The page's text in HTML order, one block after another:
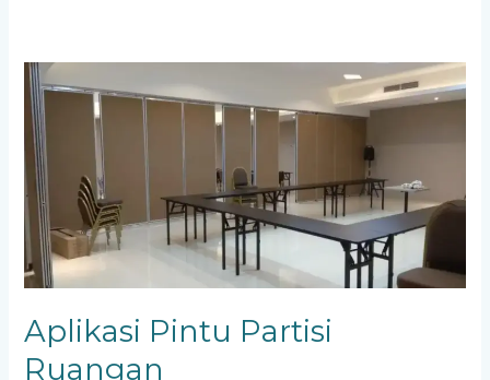
Aplikasi Pintu Partisi
Ruangan
Aplikasi
Pintu
Partisi
Ruangan